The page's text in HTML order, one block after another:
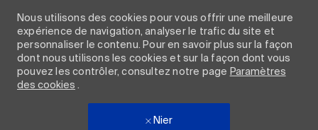
Nous utilisons des cookies pour vous offrir une meilleure
expérience de navigation, analyser le trafic du site et
personnaliser le contenu. Pour en savoir plus sur la façon
dont nous utilisons les cookies et sur la façon dont vous
pouvez les contrôler, consultez notre page Paramètres
des cookies .
Nier